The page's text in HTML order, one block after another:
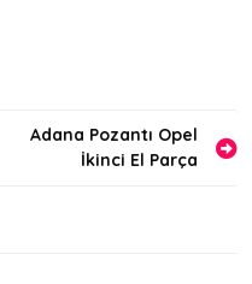
Adana Pozantı Opel
İkinci El Parça